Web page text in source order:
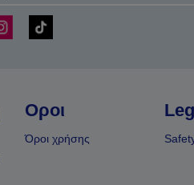
Οροι
Όροι χρήσης